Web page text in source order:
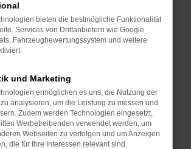
Gerät neu.
manchmal helfen, vorübergehende
zu beheben.
auf dem neuesten Stand
Software birgt nicht nur ein
sondern kann auch dazu
bestimmte Funktionen nicht mehr
werden.
bieten die bestmögliche Funktionalität
Services von Drittanbietern wie Google
Fahrzeugbewertungssystem und weitere
und Marketing
ermöglichen es uns, die Nutzung der
analysieren, um die Leistung zu messen und
Zudem werden Technologien eingesetzt,
Werbetreibenden verwendet werden, um
Webseiten zu verfolgen und um Anzeigen
die für Ihre Interessen relevant sind.